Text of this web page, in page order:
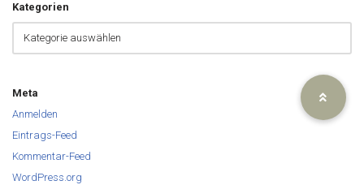
Kategorien
Meta
Anmelden
Eintrags-Feed
Kommentar-Feed
WordPress.org